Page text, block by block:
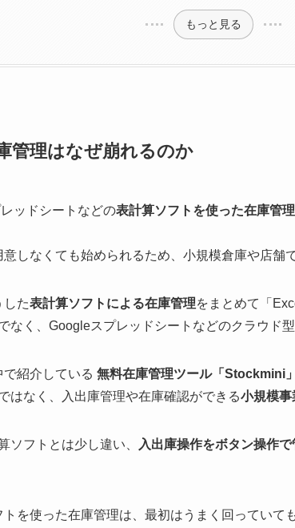
もっと見る
理はなぜ崩れるのか
ッドシートなどの表計算ソフトを使った在庫管理
しなくても始められるため、小規模倉庫や店舗
した表計算ソフトによる在庫管理をまとめて「
なく、Googleスプレッドシートなどのクラウド
紹介している 無料在庫管理ツール「Stockmini」
はなく、入出庫管理や在庫確認ができる小規模事
ソフトとは少し違い、 入出庫操作をボタン操作
トを使った在庫管理は、最初はうまく回っていて